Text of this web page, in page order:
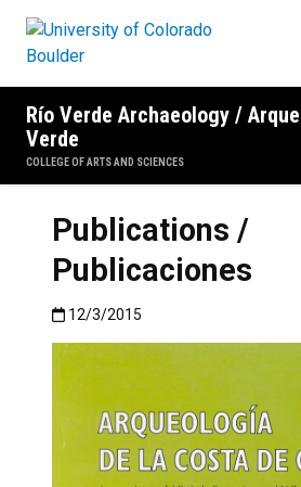
Río Verde Archaeology /
Verde
COLLEGE OF ARTS AND SCIENCES
Publications /
Publicaciones
Published:12/3/2015
12/3/2015